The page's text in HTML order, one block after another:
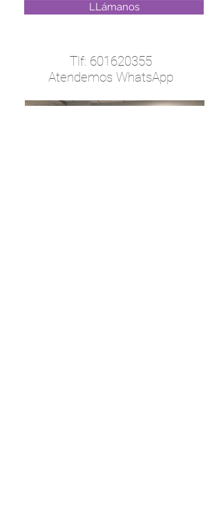
LLámanos
Tlf: 601620355
Atendemos WhatsApp